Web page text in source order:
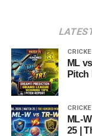
ML
Pitch
ML-
25 |